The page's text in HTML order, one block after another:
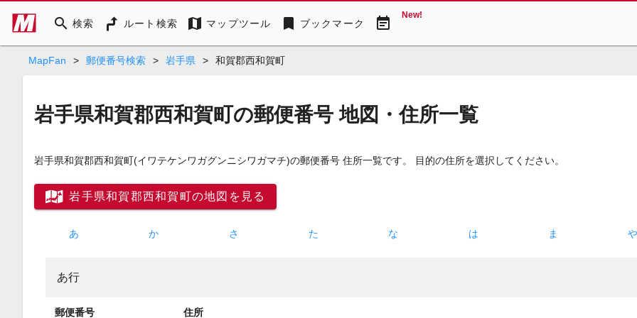
search 検索 ルート検索 map マップツール bookmark ブックマーク event_note New!
MapFan > 郵便番号検索 > 岩手県 > 和賀郡西和賀町
岩手県和賀郡西和賀町の郵便番号 地図・住所一覧
岩手県和賀郡西和賀町(イワテケンワガグンニシワガマチ)の郵便番号 住所一覧です。 目的の住所を選択してください。
岩手県和賀郡西和賀町の地図を見る
あ か さ た な は ま や
あ行
郵便番号 住所